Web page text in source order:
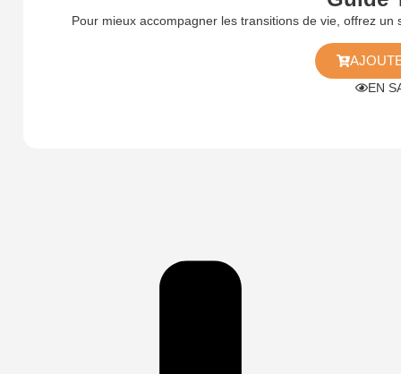
Pour mieux accompagner les transitions de vie, offrez
EN